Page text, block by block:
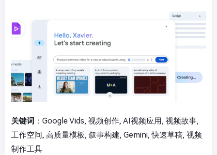
关键词 ：Google Vids, 视频创作, AI视频应用, 视频故事,
工作空间, 高质量模板, 叙事构建, Gemini, 快速草稿, 视频
制作工具